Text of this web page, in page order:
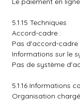
5.1.15 Techniques
Accord-cadre :
Pas d'accord-cadre
Informations sur le
Pas de système
5.1.16 Informations
Organisation